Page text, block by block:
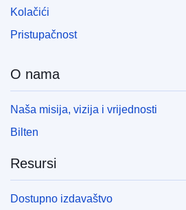
Kolačići
Pristupačnost
O nama
Naša misija, vizija i vrijednosti
Bilten
Resursi
Dostupno izdavaštvo